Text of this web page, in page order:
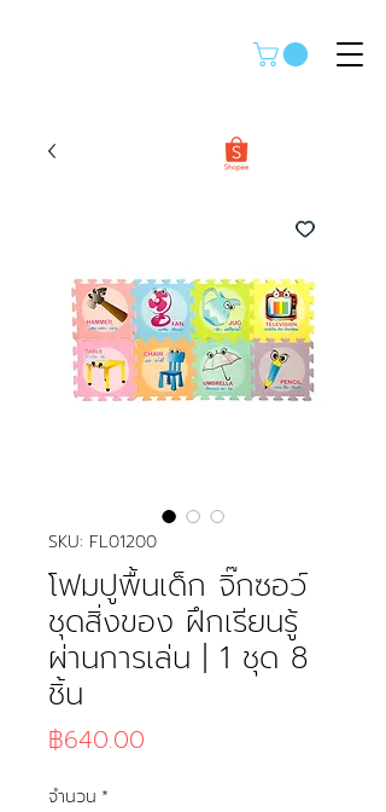
SKU: FL01200
โฟมปูพื้นเด็ก จิ๊กซอว์
ชุดสิ่งของ ฝึกเรียนรู้
ผ่านการเล่น | 1 ชุด 8
ชิ้น
฿640.00
จำนวน *